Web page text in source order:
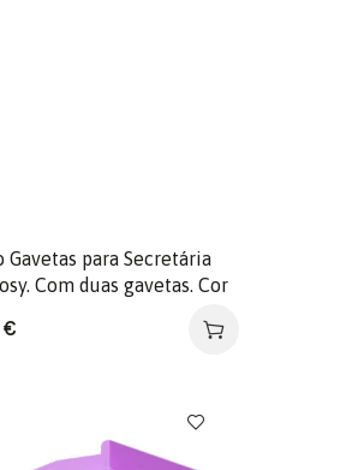
Gavetas para Secretária
Com duas gavetas. Cor
€